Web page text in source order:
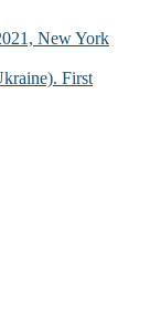
New York
First